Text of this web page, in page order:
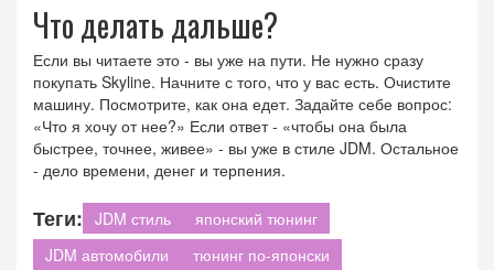
Что делать дальше?
Если вы читаете это - вы уже на пути. Не нужно сразу
покупать Skyline. Начните с того, что у вас есть. Очистите
машину. Посмотрите, как она едет. Задайте себе вопрос:
«Что я хочу от нее?» Если ответ - «чтобы она была
быстрее, точнее, живее» - вы уже в стиле JDM. Остальное
- дело времени, денег и терпения.
Теги: JDM стиль
японский тюнинг
JDM автомобили
тюнинг по-японски